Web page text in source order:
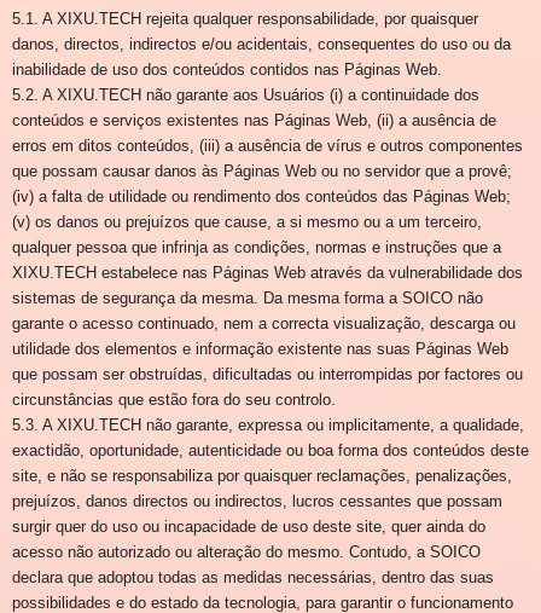
5.1. A XIXU.TECH rejeita qualquer responsabilidade, por quaisquer
danos, directos, indirectos e/ou acidentais, consequentes do uso ou da
inabilidade de uso dos conteúdos contidos nas Páginas Web.
5.2. A XIXU.TECH não garante aos Usuários (i) a continuidade dos
conteúdos e serviços existentes nas Páginas Web, (ii) a ausência de
erros em ditos conteúdos, (iii) a ausência de vírus e outros componentes
que possam causar danos às Páginas Web ou no servidor que a provê;
(iv) a falta de utilidade ou rendimento dos conteúdos das Páginas Web;
(v) os danos ou prejuízos que cause, a si mesmo ou a um terceiro,
qualquer pessoa que infrinja as condições, normas e instruções que a
XIXU.TECH estabelece nas Páginas Web através da vulnerabilidade dos
sistemas de segurança da mesma. Da mesma forma a SOICO não
garante o acesso continuado, nem a correcta visualização, descarga ou
utilidade dos elementos e informação existente nas suas Páginas Web
que possam ser obstruídas, dificultadas ou interrompidas por factores ou
circunstâncias que estão fora do seu controlo.
5.3. A XIXU.TECH não garante, expressa ou implicitamente, a qualidade,
exactidão, oportunidade, autenticidade ou boa forma dos conteúdos deste
site, e não se responsabiliza por quaisquer reclamações, penalizações,
prejuízos, danos directos ou indirectos, lucros cessantes que possam
surgir quer do uso ou incapacidade de uso deste site, quer ainda do
acesso não autorizado ou alteração do mesmo. Contudo, a SOICO
declara que adoptou todas as medidas necessárias, dentro das suas
possibilidades e do estado da tecnologia, para garantir o funcionamento